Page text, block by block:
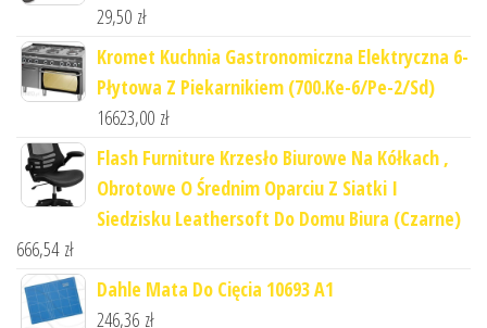
29,50 zł
Kromet Kuchnia Gastronomiczna Elektryczna 6-
Płytowa Z Piekarnikiem (700.Ke-6/Pe-2/Sd)
16623,00 zł
Flash Furniture Krzesło Biurowe Na Kółkach ,
Obrotowe O Średnim Oparciu Z Siatki I
Siedzisku Leathersoft Do Domu Biura (Czarne)
666,54 zł
Dahle Mata Do Cięcia 10693 A1
246,36 zł